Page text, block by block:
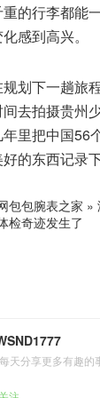
的行李都能
感到高兴。
划下一趟旅
去拍摄贵州
里把中国56
的东西记录
包包腕表之家 »
检奇迹发生了
天分享更多有趣的